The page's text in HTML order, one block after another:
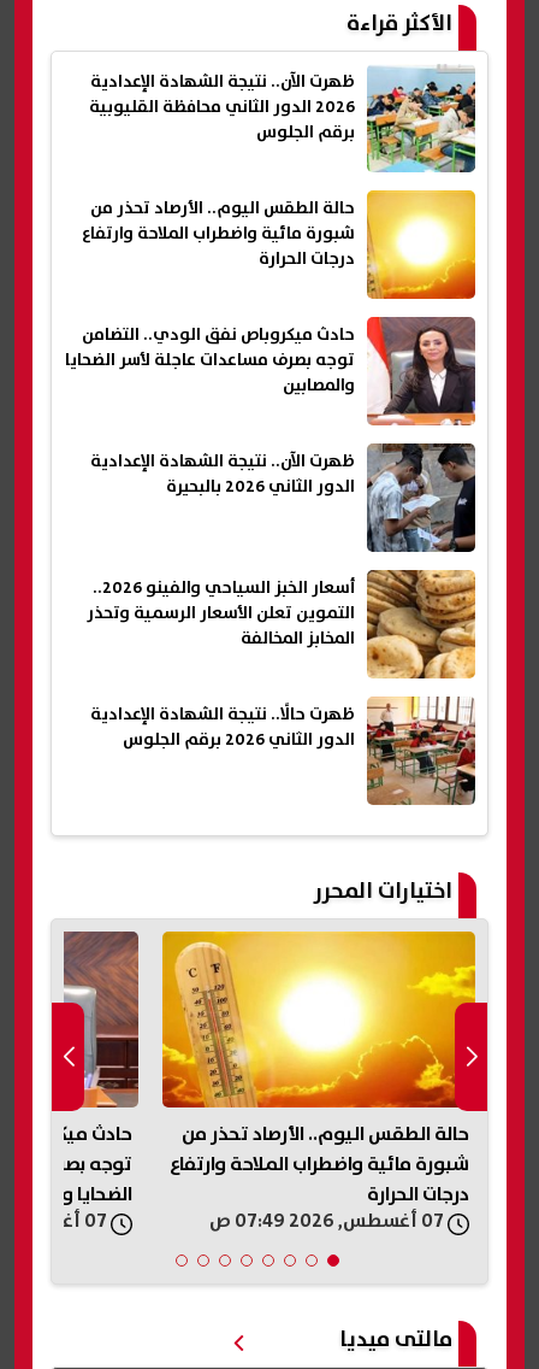
الأكثر قراءة
ظهرت الآن.. نتيجة الشهادة الإعدادية
2026 الدور الثاني محافظة القليوبية
برقم الجلوس
حالة الطقس اليوم.. الأرصاد تحذر من
شبورة مائية واضطراب الملاحة وارتفاع
درجات الحرارة
حادث ميكروباص نفق الودي.. التضامن
توجه بصرف مساعدات عاجلة لأسر الضحايا
والمصابين
ظهرت الآن.. نتيجة الشهادة الإعدادية
الدور الثاني 2026 بالبحيرة
أسعار الخبز السياحي والفينو 2026..
التموين تعلن الأسعار الرسمية وتحذر
المخابز المخالفة
ظهرت حالًا.. نتيجة الشهادة الإعدادية
الدور الثاني 2026 برقم الجلوس
اختيارات المحرر
حالة الطقس اليوم.. الأرصاد تحذر من
شبورة مائية واضطراب الملاحة وارتفاع
درجات الحرارة
حادث ميكروباص
توجه بصرف
الضحايا
مالتى ميديا